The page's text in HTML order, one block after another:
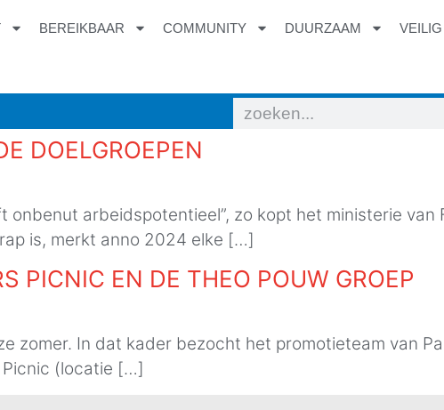
BEREIKBAAR COMMUNITY DUURZAAM VEILIG
DOELGROEPEN
arbeidspotentieel”, zo kopt het ministerie van
is, merkt anno 2024 elke […]
PICNIC EN DE THEO POUW GROEP
zomer. In dat kader bezocht het promotieteam van
Picnic (locatie […]